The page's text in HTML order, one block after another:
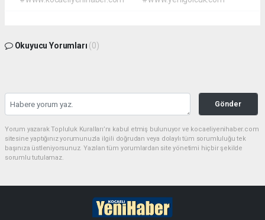
Okuyucu Yorumları (0)
Gönder
Yorum yazarak Topluluk Kuralları’nı kabul etmiş bulunuyor ve kocaeliyenihaber.com
sitesine yaptığınız yorumunuzla ilgili doğrudan veya dolaylı tüm sorumluluğu tek
başınıza üstleniyorsunuz. Yazılan tüm yorumlardan site yönetimi hiçbir şekilde
sorumlu tutulamaz.